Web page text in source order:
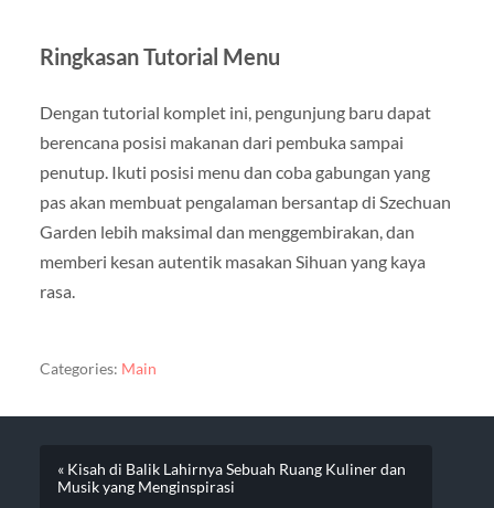
Ringkasan Tutorial Menu
Dengan tutorial komplet ini, pengunjung baru dapat
berencana posisi makanan dari pembuka sampai
penutup. Ikuti posisi menu dan coba gabungan yang
pas akan membuat pengalaman bersantap di Szechuan
Garden lebih maksimal dan menggembirakan, dan
memberi kesan autentik masakan Sihuan yang kaya
rasa.
Categories: Main
« Kisah di Balik Lahirnya Sebuah Ruang Kuliner dan
Musik yang Menginspirasi